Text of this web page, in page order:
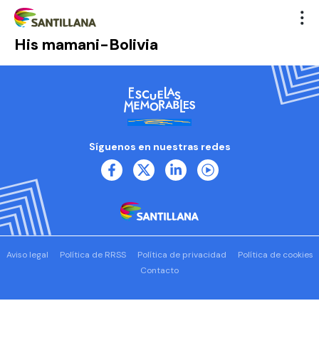
His mamani-Bolivia
Síguenos en nuestras redes
Aviso legal Política de RRSS Política de privacidad
Política de cookies
Contacto